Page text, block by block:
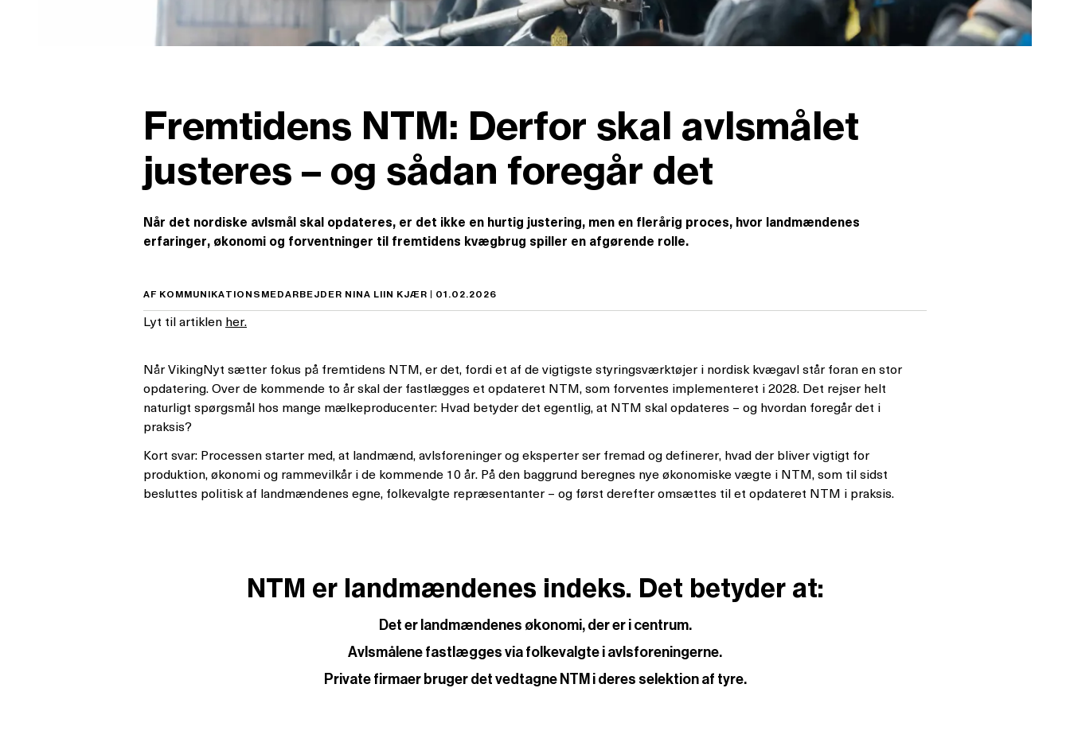
Fremtidens NTM: Derfor skal avlsmålet
justeres – og sådan foregår det
Når det nordiske avlsmål skal opdateres, er det ikke en hurtig justering, men en flerårig proces, hvor landmændenes
erfaringer, økonomi og forventninger til fremtidens kvægbrug spiller en afgørende rolle.
AF KOMMUNIKATIONSMEDARBEJDER NINA LIIN KJÆR | 01.02.2026
Lyt til artiklen her.
Når VikingNyt sætter fokus på fremtidens NTM, er det, fordi et af de vigtigste styringsværktøjer i nordisk kvægavl står foran en stor
opdatering. Over de kommende to år skal der fastlægges et opdateret NTM, som forventes implementeret i 2028. Det rejser helt
naturligt spørgsmål hos mange mælkeproducenter: Hvad betyder det egentlig, at NTM skal opdateres – og hvordan foregår det i
praksis?
Kort svar: Processen starter med, at landmænd, avlsforeninger og eksperter ser fremad og definerer, hvad der bliver vigtigt for
produktion, økonomi og rammevilkår i de kommende 10 år. På den baggrund beregnes nye økonomiske vægte i NTM, som til sidst
besluttes politisk af landmændenes egne, folkevalgte repræsentanter – og først derefter omsættes til et opdateret NTM i praksis.
NTM er landmændenes indeks. Det betyder at:
Det er landmændenes økonomi, der er i centrum.
Avlsmålene fastlægges via folkevalgte i avlsforeningerne.
Private firmaer bruger det vedtagne NTM i deres selektion af tyre.